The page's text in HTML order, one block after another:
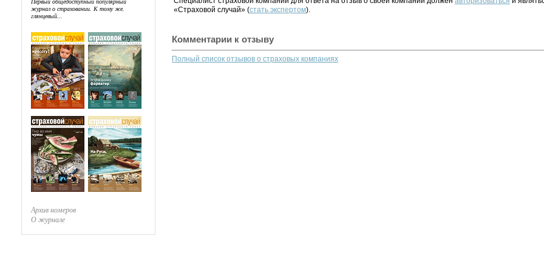
журнал о страховании. К тому же,
глянцевый...
Архив номеров
О журнале
«Страховой случай» (стать экспертом).
Комментарии к отзыву
Полный список отзывов о страховых компаниях